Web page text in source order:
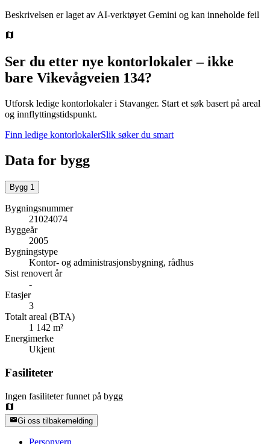
Beskrivelsen er laget av AI-verktøyet Gemini og kan inneholde feil
Ser du etter nye kontorlokaler – ikke
bare Vikevågveien 134?
Utforsk ledige kontorlokaler i Stavanger. Start et søk basert på areal
og innflyttingstidspunkt.
Finn ledige kontorlokalerSlik søker du smart
Data for bygg
Bygg 1
Bygningsnummer
21024074
Byggeår
2005
Bygningstype
Kontor- og administrasjonsbygning, rådhus
Sist renovert år
-
Etasjer
3
Totalt areal (BTA)
1 142 m²
Energimerke
Ukjent
Fasiliteter
Ingen fasiliteter funnet på bygg
Gi oss tilbakemelding
Personvern